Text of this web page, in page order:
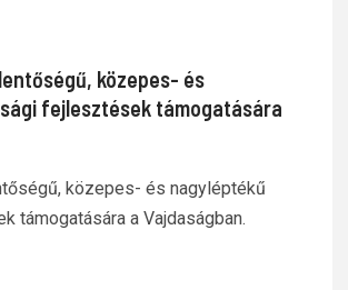
közepes- és
fejlesztések támogatására
közepes- és nagyléptékű
támogatására a Vajdaságban.